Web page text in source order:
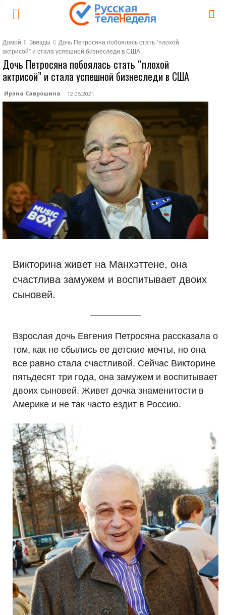
Домой Звёзды
Дочь Петросяна побоялась стать “плохой
актрисой” и стала успешной бизнеследи в США
Дочь Петросяна побоялась стать “плохой
актрисой” и стала успешной бизнеследи в США
Ирэна Саврошина 12.05.2021
Викторина живет на Манхэттене, она
счастлива замужем и воспитывает двоих
сыновей.
Взрослая дочь Евгения Петросяна рассказала о
том, как не сбылись ее детские мечты, но она
все равно стала счастливой. Сейчас Викторине
пятьдесят три года, она замужем и воспитывает
двоих сыновей. Живет дочка знаменитости в
Америке и не так часто ездит в Россию.